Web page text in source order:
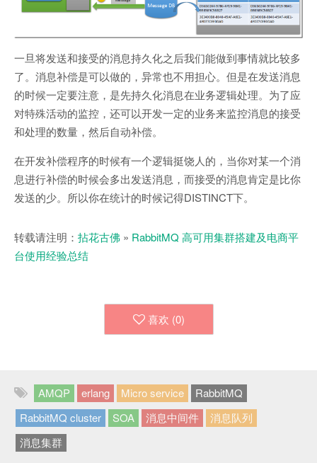
一旦将发送和接受的消息持久化之后我们能做到事情就比较多
了。消息补偿是可以做的，异常也不用担心。但是在发送消息
的时候一定要注意，是先持久化消息在业务逻辑处理。为了应
对特殊活动的监控，还可以开发一定的业务来监控消息的接受
和处理的数量，然后自动补偿。
在开发补偿程序的时候有一个逻辑挺饶人的，当你对某一个消
息进行补偿的时候会多出发送消息，而接受的消息肯定是比你
发送的少。所以你在统计的时候记得DISTINCT下。
转载请注明： 拈花古佛 » RabbitMQ 高可用集群搭建及电商平
台使用经验总结
喜欢 (0)
AMQP erlang Micro service
RabbitMQ
RabbitMQ cluster
SOA 消息中间件
消息队列
消息集群